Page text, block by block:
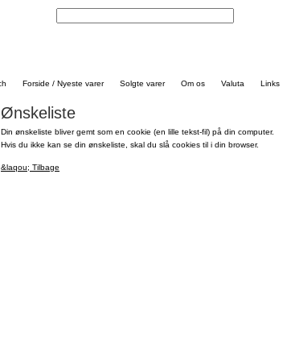
Forside / Nyeste varer Solgte varer Om os Valuta Links
Ønskeliste
Din ønskeliste bliver gemt som en cookie (en lille tekst-fil) på din computer.
Hvis du ikke kan se din ønskeliste, skal du slå cookies til i din browser.
&laqou; Tilbage